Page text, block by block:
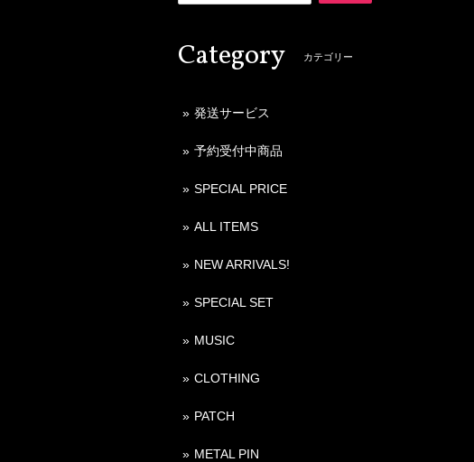
Category カテゴリー
発送サービス
予約受付中商品
SPECIAL PRICE
ALL ITEMS
NEW ARRIVALS!
SPECIAL SET
MUSIC
CLOTHING
PATCH
METAL PIN